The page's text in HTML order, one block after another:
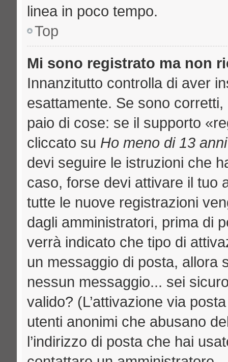
linea in poco tempo.
Top
Mi sono registrato ma non
Innanzitutto controlla di aver
esattamente. Se sono
paio di cose: se il supporto
cliccato su Ho meno di 13 anni
devi seguire le istruzioni che
caso, forse devi attivare il tuo
tutte le nuove registrazioni
dagli amministratori, prima di
verrà indicato che tipo di
un messaggio di posta, allora
nessun messaggio... sei
valido? (L’attivazione via
utenti anonimi che abusano
l’indirizzo di posta che hai